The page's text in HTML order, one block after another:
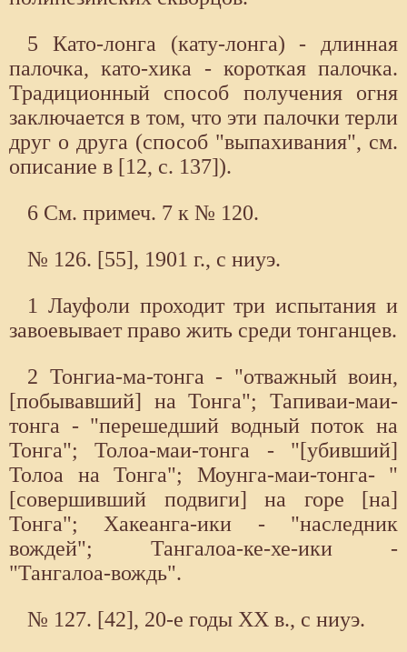
5 Като-лонга (кату-лонга) - длинная
палочка, като-хика - короткая палочка.
Традиционный способ получения огня
заключается в том, что эти палочки терли
друг о друга (способ "выпахивания", см.
описание в [12, с. 137]).
6 См. примеч. 7 к № 120.
№ 126. [55], 1901 г., с ниуэ.
1 Лауфоли проходит три испытания и
завоевывает право жить среди тонганцев.
2 Тонгиа-ма-тонга - "отважный воин,
[побывавший] на Тонга"; Тапиваи-маи-
тонга - "перешедший водный поток на
Тонга"; Толоа-маи-тонга - "[убивший]
Толоа на Тонга"; Моунга-маи-тонга- "
[совершивший подвиги] на горе [на]
Тонга"; Хакеанга-ики - "наследник
вождей"; Тангалоа-ке-хе-ики -
"Тангалоа-вождь".
№ 127. [42], 20-е годы XX в., с ниуэ.